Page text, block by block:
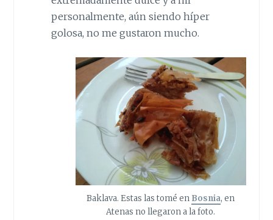
personalmente, aún siendo híper
golosa, no me gustaron mucho.
Baklava. Estas las tomé en Bosnia, en
Atenas no llegaron a la foto.